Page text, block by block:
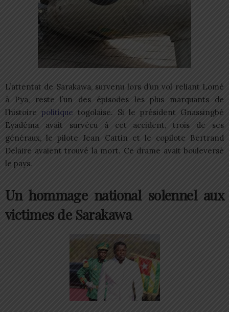
L’attentat de Sarakawa, survenu lors d’un vol reliant Lomé
à Pya, reste l’un des épisodes les plus marquants de
l’histoire politique togolaise. Si le président Gnassingbé
Eyadéma avait survécu à cet accident, trois de ses
généraux, le pilote Jean Cattin et le copilote Bertrand
Delaire avaient trouvé la mort. Ce drame avait bouleversé
le pays.
Un hommage national solennel aux
victimes de Sarakawa